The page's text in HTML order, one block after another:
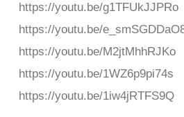
https://youtu.be/g1TFUkJJPRo
https://youtu.be/
https://youtu.be/M2jtMhhRJKo
https://youtu.be/1WZ6p9pi74s
https://youtu.be/1iw4jRTFS9Q